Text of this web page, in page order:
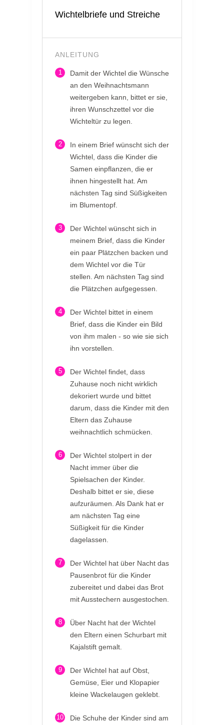
Wichtelbriefe und Streiche
ANLEITUNG
1
Damit der Wichtel die Wünsche
an den Weihnachtsmann
weitergeben kann, bittet er sie,
ihren Wunschzettel vor die
Wichteltür zu legen.
2
In einem Brief wünscht sich der
Wichtel, dass die Kinder die
Samen einpflanzen, die er
ihnen hingestellt hat. Am
nächsten Tag sind Süßigkeiten
im Blumentopf.
3
Der Wichtel wünscht sich in
meinem Brief, dass die Kinder
ein paar Plätzchen backen und
dem Wichtel vor die Tür
stellen. Am nächsten Tag sind
die Plätzchen aufgegessen.
4
Der Wichtel bittet in einem
Brief, dass die Kinder ein Bild
von ihm malen - so wie sie sich
ihn vorstellen.
5
Der Wichtel findet, dass
Zuhause noch nicht wirklich
dekoriert wurde und bittet
darum, dass die Kinder mit den
Eltern das Zuhause
weihnachtlich schmücken.
6
Der Wichtel stolpert in der
Nacht immer über die
Spielsachen der Kinder.
Deshalb bittet er sie, diese
aufzuräumen. Als Dank hat er
am nächsten Tag eine
Süßigkeit für die Kinder
dagelassen.
7
Der Wichtel hat über Nacht das
Pausenbrot für die Kinder
zubereitet und dabei das Brot
mit Ausstechern ausgestochen.
8
Über Nacht hat der Wichtel
den Eltern einen Schurbart mit
Kajalstift gemalt.
9
Der Wichtel hat auf Obst,
Gemüse, Eier und Klopapier
kleine Wackelaugen geklebt.
10
Die Schuhe der Kinder sind am